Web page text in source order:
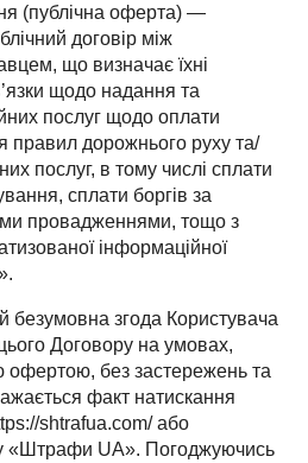
(публічна оферта) —
договір між
що визначає їхні
щодо надання та
послуг щодо оплати
правил дорожнього руху та/
послуг, в тому числі сплати
сплати боргів за
провадженнями, тощо з
інформаційної
згода Користувача
Договору на умовах,
офертою, без застережень та
факт натискання
shtrafua.com/ або
«Штрафи UA». Погоджуючись